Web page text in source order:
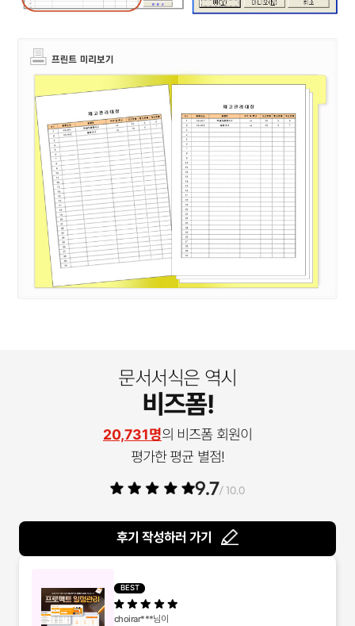
문서서식은 역시
비즈폼!
20,731명의 비즈폼 회원이
평가한 평균 별점!
9.7/ 10.0
후기 작성하러 가기
BEST
choirar***님이